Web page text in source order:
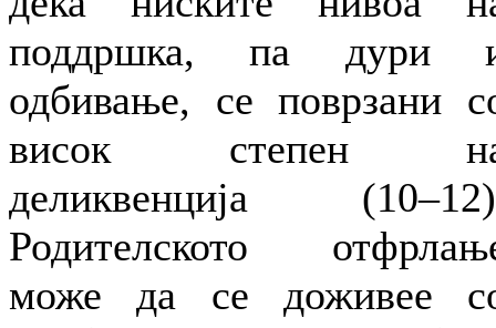
поддршка, па дури
одбивање, се поврзани
висок степен
деликвенција
Родителското
може да се доживее